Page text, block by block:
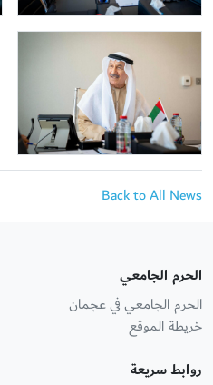
Back to All News
الحرم الجامعي
الحرم الجامعي في عجمان
خريطة الموقع
روابط سريعة